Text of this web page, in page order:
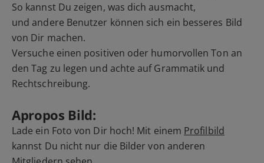
So kannst Du zeigen, was dich ausmacht,
und andere Benutzer können sich ein besseres Bild
von Dir machen.
Versuche einen positiven oder humorvollen Ton an
den Tag zu legen und achte auf Grammatik und
Rechtschreibung.
Apropos Bild:
Lade ein Foto von Dir hoch! Mit einem Profilbild
kannst Du nicht nur die Bilder von anderen